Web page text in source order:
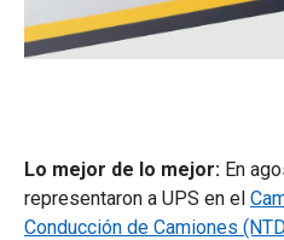
Lo mejor de lo mejor: En
representaron a UPS en el
Conducción de Camiones